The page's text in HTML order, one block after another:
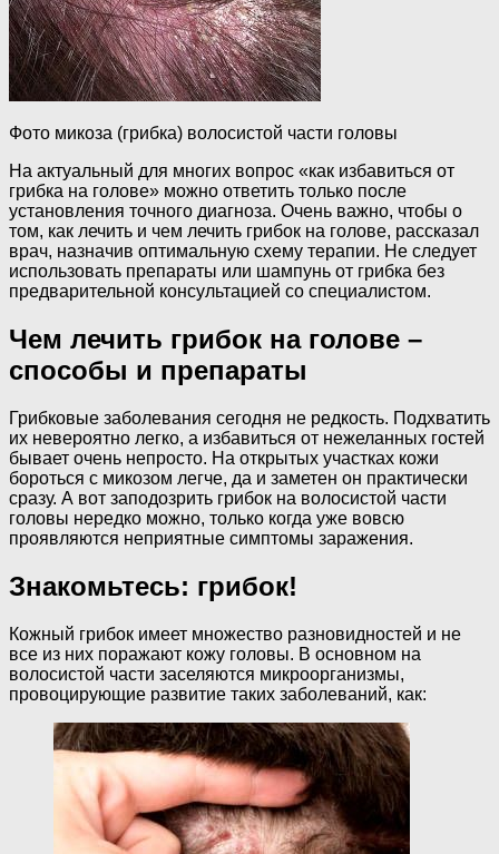
Фото микоза (грибка) волосистой части головы
На актуальный для многих вопрос «как избавиться от
грибка на голове» можно ответить только после
установления точного диагноза. Очень важно, чтобы о
том, как лечить и чем лечить грибок на голове, рассказал
врач, назначив оптимальную схему терапии. Не следует
использовать препараты или шампунь от грибка без
предварительной консультацией со специалистом.
Чем лечить грибок на голове –
способы и препараты
Грибковые заболевания сегодня не редкость. Подхватить
их невероятно легко, а избавиться от нежеланных гостей
бывает очень непросто. На открытых участках кожи
бороться с микозом легче, да и заметен он практически
сразу. А вот заподозрить грибок на волосистой части
головы нередко можно, только когда уже вовсю
проявляются неприятные симптомы заражения.
Знакомьтесь: грибок!
Кожный грибок имеет множество разновидностей и не
все из них поражают кожу головы. В основном на
волосистой части заселяются микроорганизмы,
провоцирующие развитие таких заболеваний, как: